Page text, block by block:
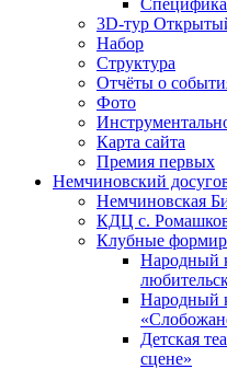
3D-тур
Набор
Структура
Отчёты о
Фото
Карта сайта
Премия первых
Немчиновский
Немчиновская
КДЦ с.
Клубные
Народный
Народный
Детская
сцене»